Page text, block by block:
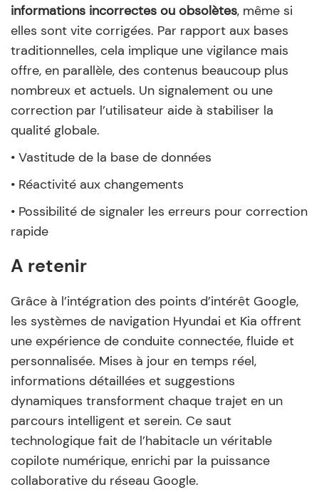
informations incorrectes ou obsolètes, même si
elles sont vite corrigées. Par rapport aux bases
traditionnelles, cela implique une vigilance mais
offre, en parallèle, des contenus beaucoup plus
nombreux et actuels. Un signalement ou une
correction par l’utilisateur aide à stabiliser la
qualité globale.
• Vastitude de la base de données
• Réactivité aux changements
• Possibilité de signaler les erreurs pour correction
rapide
A retenir
Grâce à l’intégration des points d’intérêt Google,
les systèmes de navigation Hyundai et Kia offrent
une expérience de conduite connectée, fluide et
personnalisée. Mises à jour en temps réel,
informations détaillées et suggestions
dynamiques transforment chaque trajet en un
parcours intelligent et serein. Ce saut
technologique fait de l’habitacle un véritable
copilote numérique, enrichi par la puissance
collaborative du réseau Google.